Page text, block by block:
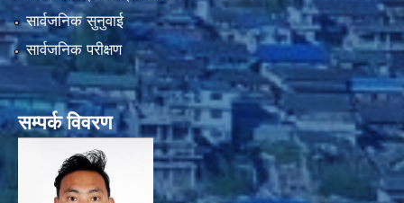
सार्वजनिक सुनुवाई
सार्वजनिक परीक्षण
सम्पर्क विवरण